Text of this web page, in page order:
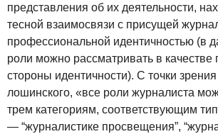
представления об их деятельности,
тесной взаимосвязи с присущей
профессиональной идентичностью (в
роли можно рассматривать в качестве
стороны идентичности). С точки
лошинского, «все роли журналиста
трем категориям, соответствующим
— “журналистике просвещения”,